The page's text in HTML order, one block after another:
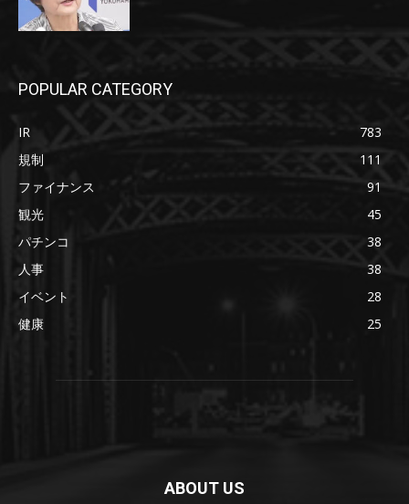
POPULAR CATEGORY
IR
783
規制
111
ファイナンス
91
観光
45
パチンコ
38
人事
38
イベント
28
健康
25
ABOUT US